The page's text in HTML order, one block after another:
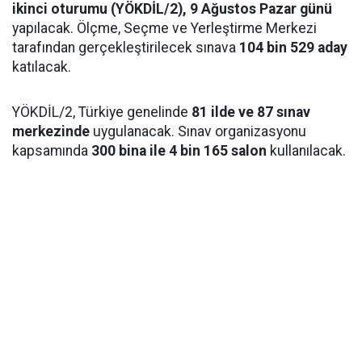
ikinci oturumu (YÖKDİL/2), 9 Ağustos Pazar günü
yapılacak. Ölçme, Seçme ve Yerleştirme Merkezi
tarafından gerçekleştirilecek sınava 104 bin 529 aday
katılacak.
YÖKDİL/2, Türkiye genelinde 81 ilde ve 87 sınav
merkezinde uygulanacak. Sınav organizasyonu
kapsamında 300 bina ile 4 bin 165 salon kullanılacak.